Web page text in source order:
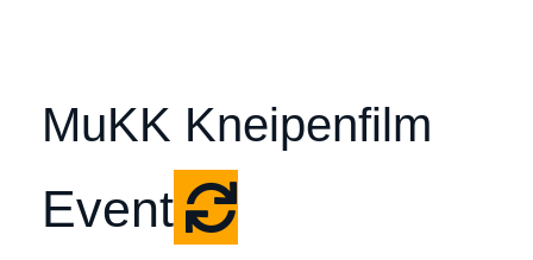
MuKK Kneipenfilm
Event